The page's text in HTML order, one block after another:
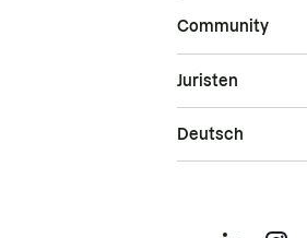
Community
Juristen
Deutsch